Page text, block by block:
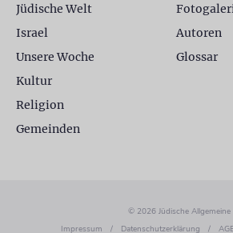
Jüdische Welt
Israel
Unsere Woche
Kultur
Religion
Gemeinden
Autoren
Glossar
© 2026 Jüdische Allgemeine
Impressum
/ Datenschutzerklärung /